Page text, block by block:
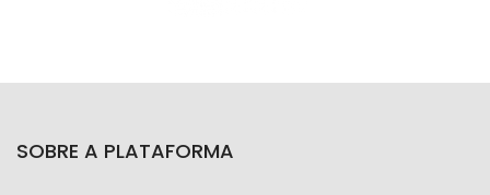
SOBRE A PLATAFORMA